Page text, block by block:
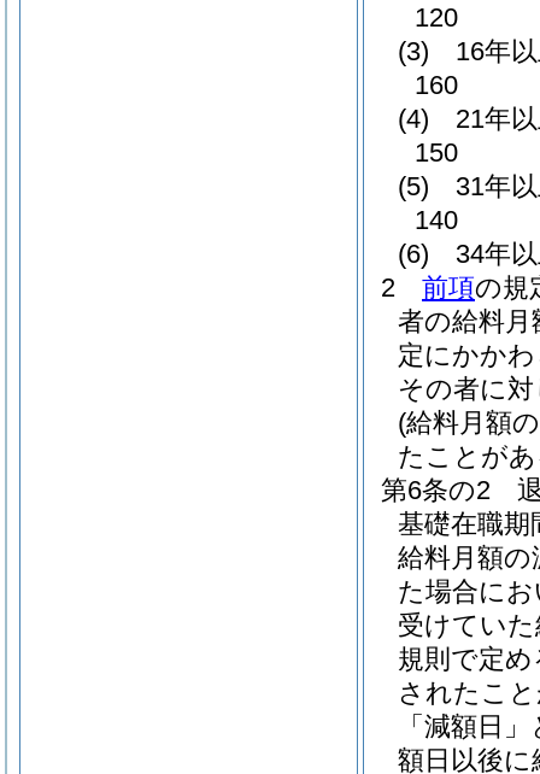
120
(3)
16年
160
(4)
21年
150
(5)
31年
140
(6)
34年
2
前項の規
者の給料
定にかか
その者に
(給料月額
たことが
第6条の2
基礎在職
給料月額の
た場合に
受けてい
規則で定
されたこ
「減額日
額日以後